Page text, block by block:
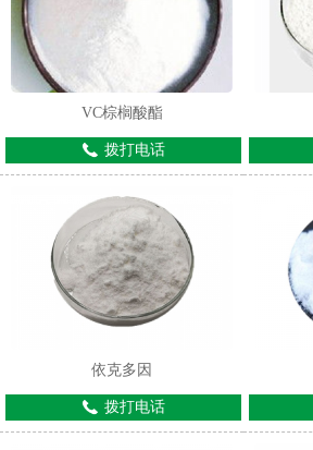
VC棕榈酸酯
拨打电话
依克多因
拨打电话